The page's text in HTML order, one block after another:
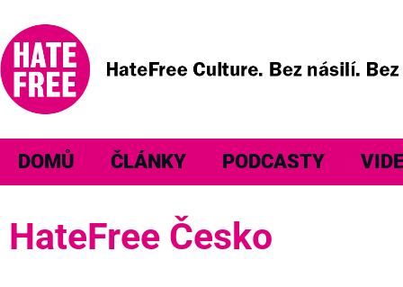
DOMŮ ČLÁNKY PODCASTY
HateFree Česko